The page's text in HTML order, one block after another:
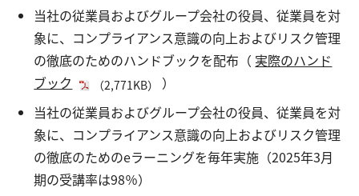
当社の従業員およびグループ会社の役員、従業員を対
象に、コンプライアンス意識の向上およびリスク管理
の徹底のためのハンドブックを配布（ 実際のハンド
ブック
（2,771KB）
）
当社の従業員およびグループ会社の役員、従業員を対
象に、コンプライアンス意識の向上およびリスク管理
の徹底のためのeラーニングを毎年実施（2025年3月
期の受講率は98％）